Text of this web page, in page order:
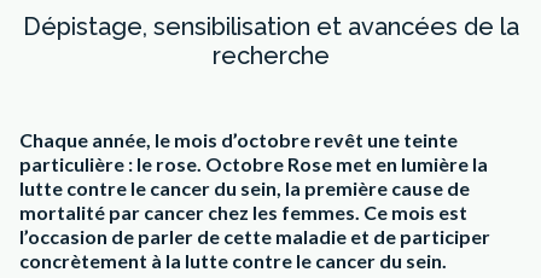
Dépistage, sensibilisation et avancées de la
recherche
Chaque année, le mois d’octobre revêt une teinte
particulière : le rose. Octobre Rose met en lumière la
lutte contre le cancer du sein, la première cause de
mortalité par cancer chez les femmes. Ce mois est
l’occasion de parler de cette maladie et de participer
concrètement à la lutte contre le cancer du sein.